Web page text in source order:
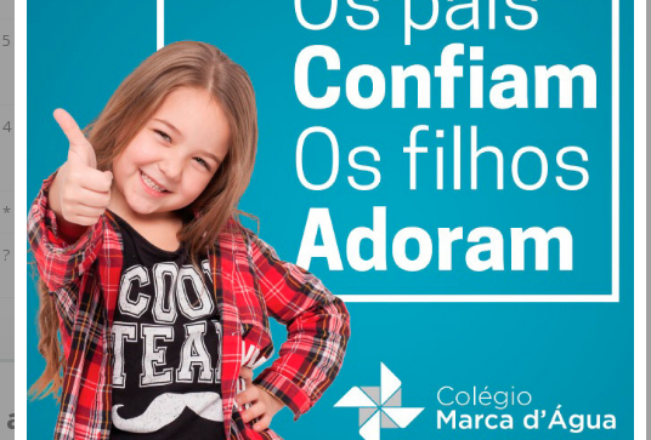
5
Casos confirmados com base no Relatório da situação
da DGS de 19 de maio de 2020
Óbitos com base em informação da autarquia
4 *
Casos confirmados com base no Relatório da situação
da DGS de 19 de maio de 2020
Óbitos com base em informação da autarquia
* *
Relatório da situação da DGS de 19 de maio de 2020
? ? ?
a newsletter do Imediato